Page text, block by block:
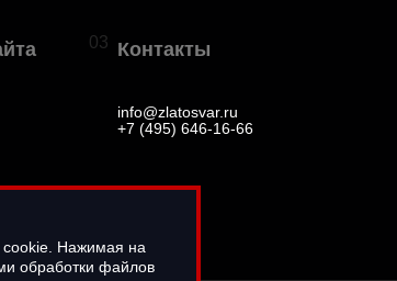
03 Контакты
info@zlatosvar.ru
+7 (495) 646-16-66
cookie. Нажимая на
обработки файлов